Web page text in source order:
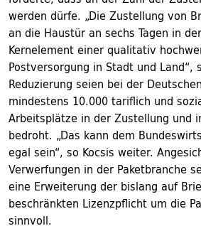
werden dürfe. „Die Zustellung von
an die Haustür an sechs Tagen in
Kernelement einer qualitativ
Postversorgung in Stadt und
Reduzierung seien bei der
mindestens 10.000 tariflich und
Arbeitsplätze in der Zustellung und
bedroht. „Das kann dem
egal sein“, so Kocsis weiter.
Verwerfungen in der Paketbranche
eine Erweiterung der bislang auf
beschränkten Lizenzpflicht um die
sinnvoll.